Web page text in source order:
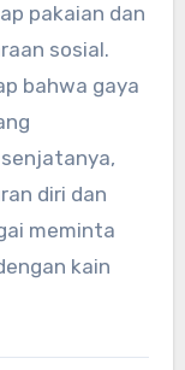
pakaian dan
sosial.
bahwa gaya
diri dan
meminta
kain